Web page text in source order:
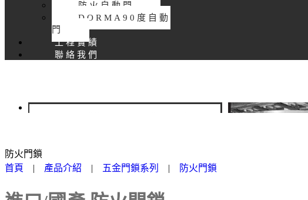
防火自動門
DORMA90度自動
門
工程實績
聯絡我們
防火門鎖
首頁
| 產品介紹 | 五金門鎖系列 | 防火門鎖